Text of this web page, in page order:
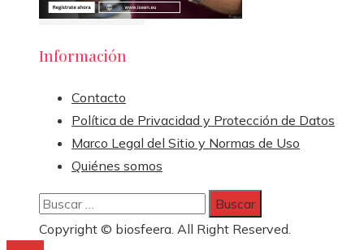
Información
Contacto
Política de Privacidad y Protección de Datos
Marco Legal del Sitio y Normas de Uso
Quiénes somos
Buscar:
Copyright © biosfeera. All Right Reserved.